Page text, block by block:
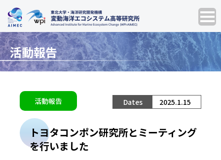
活動報告
活動報告 2025.1.15
トヨタコンポン研究所とミーティング
を行いました